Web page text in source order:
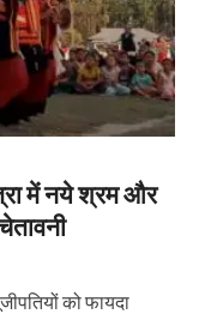
में नये श्रम और
को फायदा